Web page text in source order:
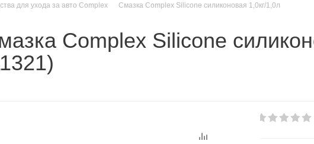
для ухода за авто Complex
Смазка Complex Silicone силиконовая 1,0кг/1,0л
Complex Silicone